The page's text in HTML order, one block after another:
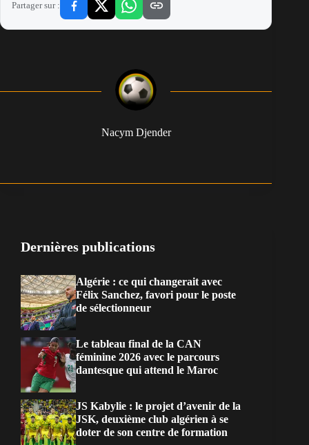
Partager sur :
Nacym Djender
Dernières publications
Algérie : ce qui changerait avec
Félix Sanchez, favori pour le poste
de sélectionneur
Le tableau final de la CAN
féminine 2026 avec le parcours
dantesque qui attend le Maroc
JS Kabylie : le projet d’avenir de la
JSK, deuxième club algérien à se
doter de son centre de formation